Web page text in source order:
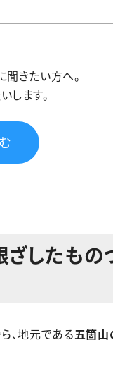
きたい方へ。
ます。
したもの
、地元である五箇